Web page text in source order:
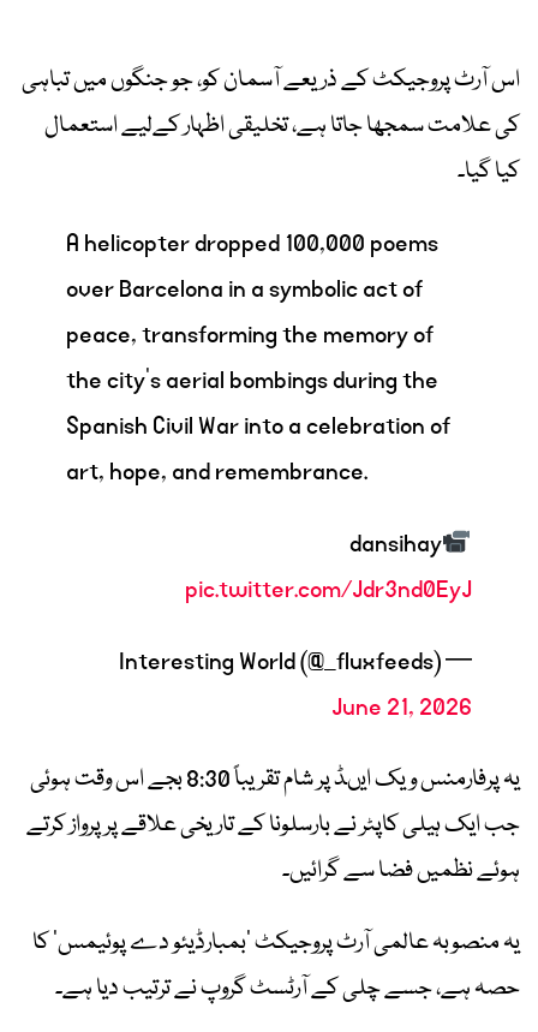
اس آرٹ پروجیکٹ کے ذریعے آسمان کو، جو جنگوں میں تباہی
کی علامت سمجھا جاتا ہے، تخلیقی اظہار کےلیے استعمال
کیا گیا۔
A helicopter dropped 100,000 poems
over Barcelona in a symbolic act of
peace, transforming the memory of
the city’s aerial bombings during the
Spanish Civil War into a celebration of
art, hope, and remembrance.
dansihay
pic.twitter.com/Jdr3nd0EyJ
— Interesting World (@_fluxfeeds)
June 21, 2026
یہ پرفارمنس ویک ایںڈ پر شام تقریباً 8:30 بجے اس وقت ہوئی
جب ایک ہیلی کاپٹر نے بارسلونا کے تاریخی علاقے پر پرواز کرتے
ہوئے نظمیں فضا سے گرائیں۔
یہ منصوبہ عالمی آرٹ پروجیکٹ ’بمبارڈیئو دے پوئیمس‘ کا
حصہ ہے، جسے چلی کے آرٹسٹ گروپ نے ترتیب دیا ہے۔